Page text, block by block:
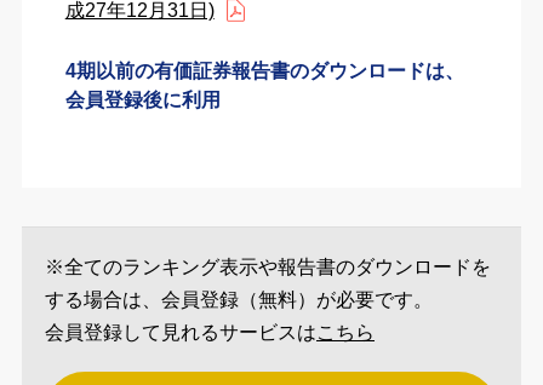
成27年12月31日)
4期以前の有価証券報告書のダウンロードは、
会員登録後に利用
※全てのランキング表示や報告書のダウンロードを
する場合は、会員登録（無料）が必要です。
会員登録して見れるサービスはこちら